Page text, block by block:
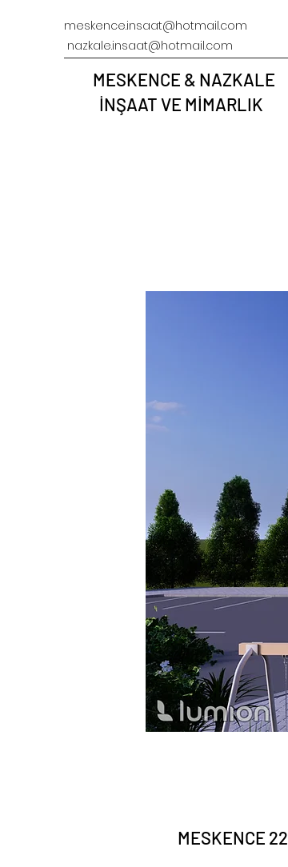
meskence.insaat@hotmail.com
nazkale.insaat@hotmail.com
MESKENCE & NAZKALE
İNŞAAT VE MİMARLIK
MESKENCE 22